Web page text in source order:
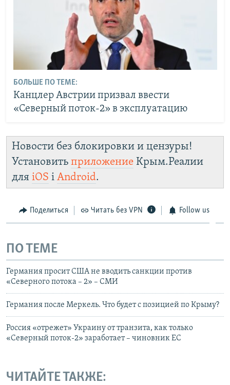
БОЛЬШЕ ПО ТЕМЕ:
Канцлер Австрии призвал ввести
«Северный поток-2» в эксплуатацию
Новости без блокировки и цензуры!
Установить приложение Крым.Реалии
для iOS і Android.
Поделиться Читать без VPN Follow us
ПО ТЕМЕ
Германия просит США не вводить санкции против
«Северного потока – 2» – СМИ
Германия после Меркель. Что будет с позицией по Крыму?
Россия «отрежет» Украину от транзита, как только
«Северный поток-2» заработает – чиновник ЕС
ЧИТАЙТЕ ТАКЖЕ: